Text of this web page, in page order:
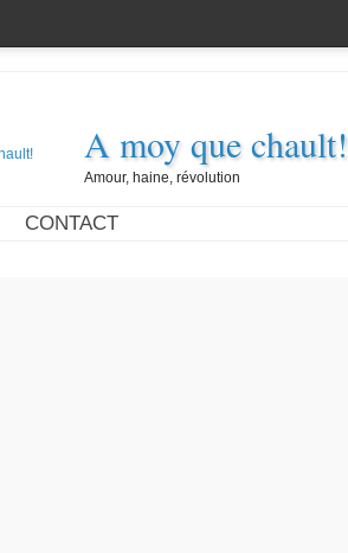
A moy que chault!
Amour, haine, révolution
CONTACT